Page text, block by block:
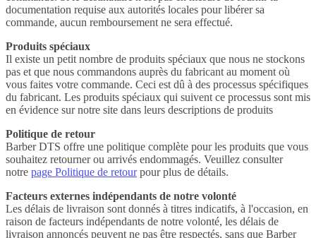
documentation requise aux autorités locales pour libérer sa
commande, aucun remboursement ne sera effectué.
Produits spéciaux
Il existe un petit nombre de produits spéciaux que nous ne stockons
pas et que nous commandons auprès du fabricant au moment où
vous faites votre commande. Ceci est dû à des processus spécifiques
du fabricant. Les produits spéciaux qui suivent ce processus sont mis
en évidence sur notre site dans leurs descriptions de produits
Politique de retour
Barber DTS offre une politique complète pour les produits que vous
souhaitez retourner ou arrivés endommagés. Veuillez consulter
notre page Politique de retourpour plus de détails.
Facteurs externes indépendants de notre volonté
Les délais de livraison sont donnés à titres indicatifs, à l'occasion, en
raison de facteurs indépendants de notre volonté, les délais de
livraison annoncés peuvent ne pas être respectés, sans que Barber